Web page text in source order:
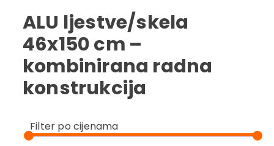
ALU ljestve/skela
46x150 cm –
kombinirana radna
konstrukcija
Filter po cijenama